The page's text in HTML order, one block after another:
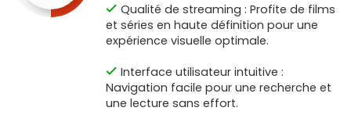
Qualité de streaming : Profite de films
et séries en haute définition pour une
expérience visuelle optimale.
Interface utilisateur intuitive :
Navigation facile pour une recherche et
une lecture sans effort.